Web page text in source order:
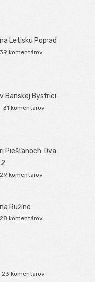
Letisku Poprad
39 komentárov
Banskej Bystrici
31 komentárov
Piešťanoch: Dva
29 komentárov
Ružíne
28 komentárov
23 komentárov